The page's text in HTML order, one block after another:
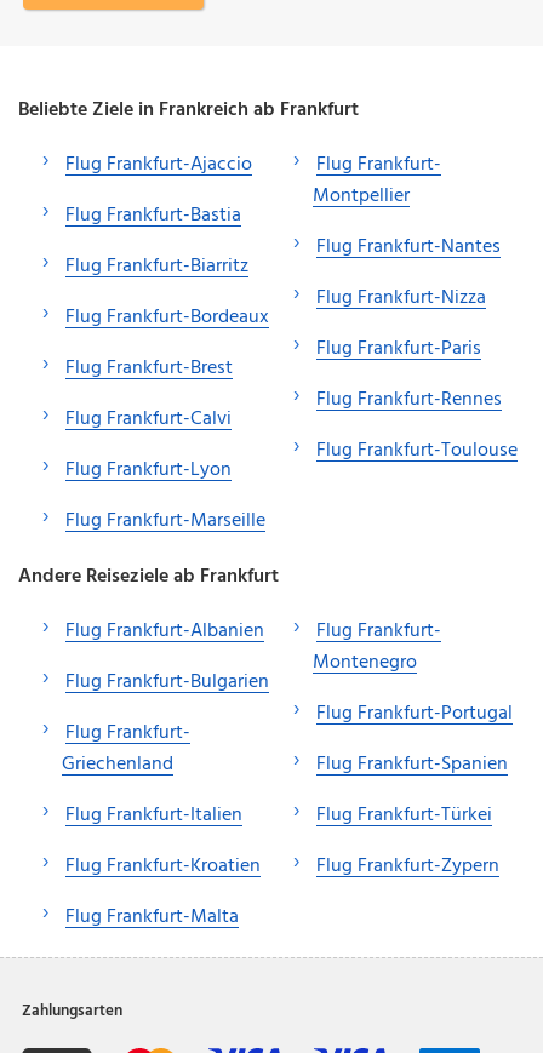
Beliebte Ziele in Frankreich ab Frankfurt
Flug Frankfurt-Ajaccio
Flug Frankfurt-Bastia
Flug Frankfurt-Biarritz
Flug Frankfurt-Bordeaux
Flug Frankfurt-Brest
Flug Frankfurt-Calvi
Flug Frankfurt-Lyon
Flug Frankfurt-Marseille
Flug Frankfurt-
Montpellier
Flug Frankfurt-Nantes
Flug Frankfurt-Nizza
Flug Frankfurt-Paris
Flug Frankfurt-Rennes
Flug Frankfurt-Toulouse
Andere Reiseziele ab Frankfurt
Flug Frankfurt-Albanien
Flug Frankfurt-Bulgarien
Flug Frankfurt-
Griechenland
Flug Frankfurt-Italien
Flug Frankfurt-Kroatien
Flug Frankfurt-Malta
Flug Frankfurt-
Montenegro
Flug Frankfurt-Portugal
Flug Frankfurt-Spanien
Flug Frankfurt-Türkei
Flug Frankfurt-Zypern